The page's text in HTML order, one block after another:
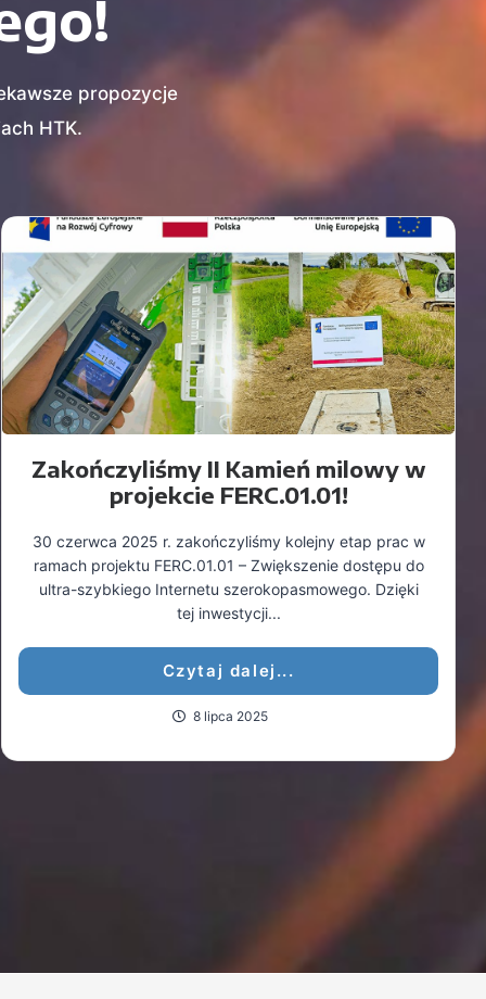
propozycje
HTK.
Zakończyliśmy II Kamień milowy w
projekcie FERC.01.01!
30 czerwca 2025 r. zakończyliśmy kolejny etap prac w
ramach projektu FERC.01.01 – Zwiększenie dostępu do
ultra-szybkiego Internetu szerokopasmowego. Dzięki
tej inwestycji...
Czytaj dalej...
8 lipca 2025